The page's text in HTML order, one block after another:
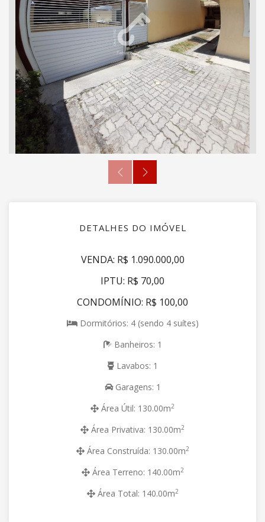
DETALHES DO IMÓVEL
VENDA: R$ 1.090.000,00
IPTU: R$ 70,00
CONDOMÍNIO: R$ 100,00
Dormitórios: 4 (sendo 4 suítes)
Banheiros: 1
Lavabos: 1
Garagens: 1
Área Útil: 130.00m2
Área Privativa: 130.00m2
Área Construída: 130.00m2
Área Terreno: 140.00m2
Área Total: 140.00m2